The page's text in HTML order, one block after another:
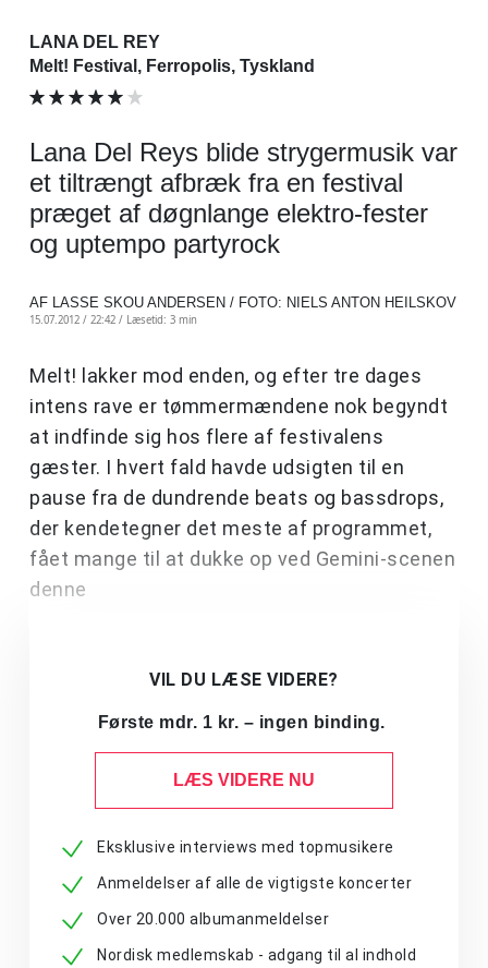
LANA DEL REY
Melt! Festival, Ferropolis, Tyskland
Lana Del Reys blide strygermusik var
et tiltrængt afbræk fra en festival
præget af døgnlange elektro-fester
og uptempo partyrock
AF LASSE SKOU ANDERSEN / FOTO: NIELS ANTON HEILSKOV
15.07.2012 / 22:42 / Læsetid: 3 min
Melt! lakker mod enden, og efter tre dages
intens rave er tømmermændene nok begyndt
at indfinde sig hos flere af festivalens
gæster. I hvert fald havde udsigten til en
pause fra de dundrende beats og bassdrops,
der kendetegner det meste af programmet,
fået mange til at dukke op ved Gemini-scenen
denne
VIL DU LÆSE VIDERE?
Første mdr. 1 kr. – ingen binding.
LÆS VIDERE NU
Eksklusive interviews med topmusikere
Anmeldelser af alle de vigtigste koncerter
Over 20.000 albumanmeldelser
Nordisk medlemskab - adgang til al indhold